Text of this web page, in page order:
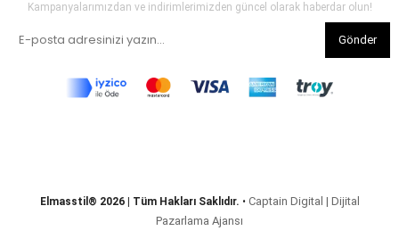
Kampanyalarımızdan ve indirimlerimizden güncel olarak haberdar olun!
Gönder
Elmasstil® 2026 | Tüm Hakları Saklıdır. • Captain Digital | Dijital
Pazarlama Ajansı